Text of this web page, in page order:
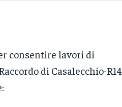
consentire lavori di
di Casalecchio-R14,